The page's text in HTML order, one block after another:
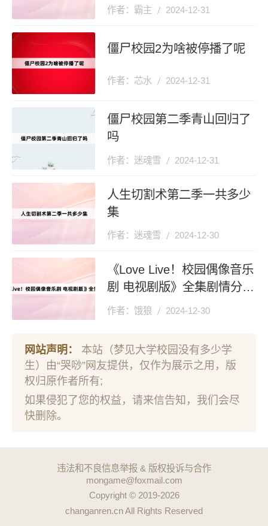
作者：霸主 2024-12-31
僵尸校园2为啥被停播了呢
作者：芯水 2024-12-31
僵尸校园第二季青山回归了
吗
作者：迷魂雪 2024-12-31
人生切割术第二季一共多少
集
作者：迷魂雪 2024-12-30
《Love Live！校园偶像音乐
剧 电视剧版》全集剧情分集
介绍
作者：饿狼 2024-12-30
网站声明：
本站（梦见大学校园没有多少学
生）由“哭唦”网友提供，仅作为展示之用，版
权归原作者所有;
如果侵犯了您的权益，请来信告知，我们会尽
快删除。
违法和不良信息举报 & 版权投诉与合作
mongame@foxmail.com
Copyright © 2019-2026
changanren.cn All Rights Reserved